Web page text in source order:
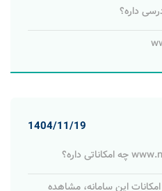
داره؟
1404/11/19
این سامانه، مشاهده